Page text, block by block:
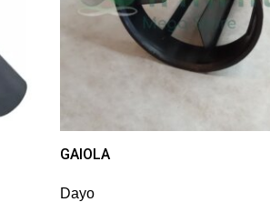
GAIOLA
Dayo